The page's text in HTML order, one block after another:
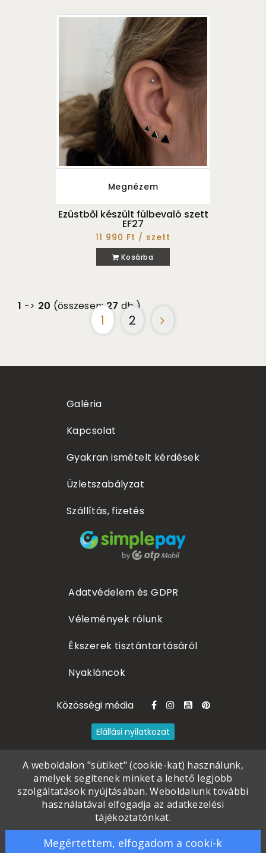
Megnézem
Ezüstből készült fülbevaló szett
EF27
11 990 Ft / szett
Kosárba
1 -> 20 (összesen:27 db.)
1 2
Galéria
Kapcsolat
Gyakran ismételt kérdések
Üzletszabályzat
Szállítás, fizetés
Adatvédelem és GDPR
Vélemények rólunk
Ékszerek tisztántartásáról
Nyakláncok
Közösségi média
Elállási nyilatkozat
©2020 - 2026Poór Petra. All rights
reserved.Piercingneked.hu Webáruház
A weboldalon "sütiket" (cookie-kat) használunk,
amelyek segítenek minket a lehető legjobb
szolgáltatások nyújtásában. Weboldalunk további
használatával elfogadja az adatkezelési
tájékoztatónkat.
Megértettem, elfogadom a cooki-k